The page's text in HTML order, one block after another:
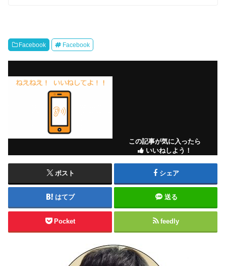
Facebook Facebook
この記事が気に入ったら
いいねしよう！
ポスト シェア
はてブ 送る
Pocket feedly